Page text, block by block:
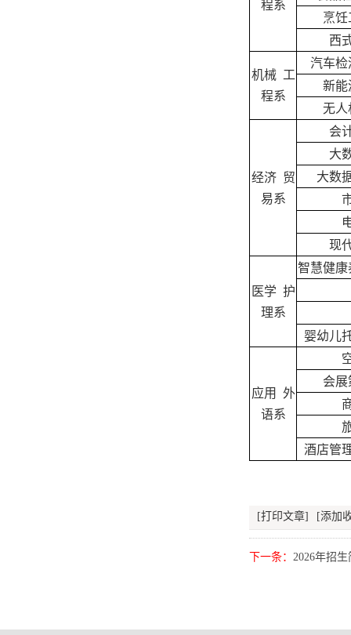
程系
烹
西
机械 工
程系
汽车检
新能
无人
经济 贸
易系
会
大
大数
现
医学 护
理系
智慧健
婴幼儿
应用 外
语系
会
酒店管
[打印文章] [添加
下一条： 2026年招生